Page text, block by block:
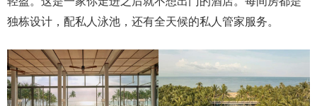
独栋设计，配私人泳池，还有全天候的私人管家服务。